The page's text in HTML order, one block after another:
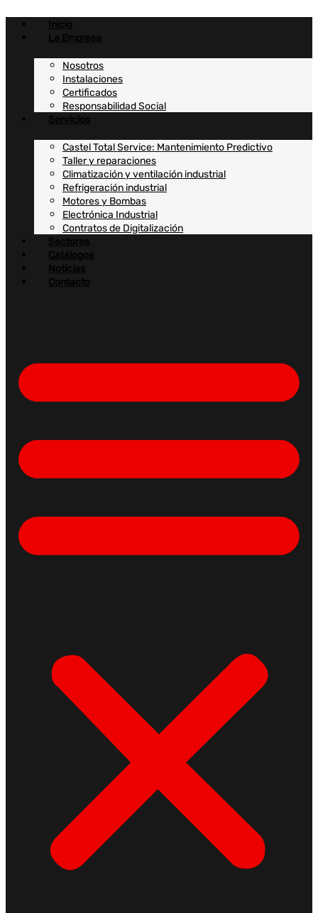
contenido
Inicio
La Empresa
Nosotros
Instalaciones
Certificados
Responsabilidad Social
Servicios
Castel Total Service: Mantenimiento Predictivo
Taller y reparaciones
Climatización y ventilación industrial
Refrigeración industrial
Motores y Bombas
Electrónica Industrial
Contratos de Digitalización
Sectores
Catálogos
Noticias
Contacto